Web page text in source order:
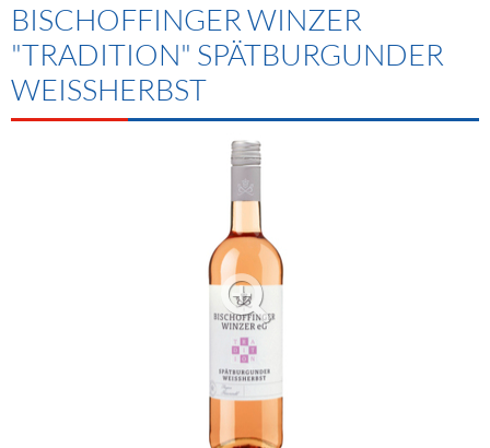
Neuigkeiten
Termine
Spirituosen
Bier
Alkoholfreie Getränke
Hygieneartikel & Desinfektion
Fremddienstleistungen
BISCHOFFINGER WINZER
"TRADITION" SPÄTBURGUNDER
WEISSHERBST